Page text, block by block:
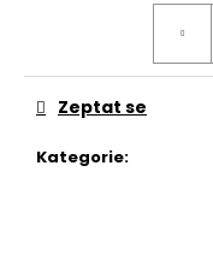
Kategorie:
Zeptat se